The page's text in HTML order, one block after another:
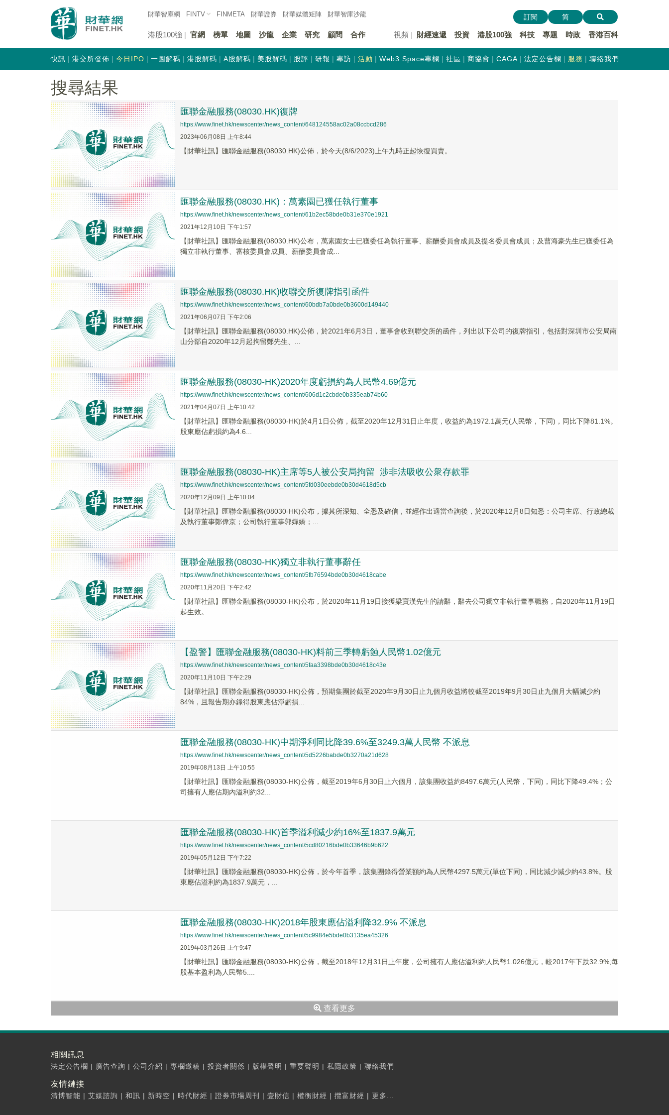
財華智庫網 FINTV FINMETA 財華證券 財華媒體矩陣 財華智庫沙龍
港股100強 官網 榜單 地圖 沙龍 企業 研究 顧問 合作 視頻 財經速遞 投資 港股100強 科技 專題 時政 香港百科
訂閱 简
快訊 港交所發佈 今日IPO 一圖解碼 港股解碼 A股解碼 美股解碼 股評 研報 專訪 活動 Web3 Space專欄 社區 商協會 CAGA 法定公告欄 服務 聯絡我們
搜尋結果
匯聯金融服務(08030.HK)復牌
https://www.finet.hk/newscenter/news_content/648124558ac02a08ccbcd286
2023年06月08日 上午8:44
【財華社訊】匯聯金融服務(08030.HK)公佈，於今天(8/6/2023)上午九時正起恢復買賣。
匯聯金融服務(08030.HK)：萬素園已獲任執行董事
https://www.finet.hk/newscenter/news_content/61b2ec58bde0b31e370e1921
2021年12月10日 下午1:57
【財華社訊】匯聯金融服務(08030.HK)公布，萬素園女士已獲委任為執行董事、薪酬委員會成員及提名委員會成員；及曹海豪先生已獲委任為
獨立非執行董事、審核委員會成員、薪酬委員會成...
匯聯金融服務(08030.HK)收聯交所復牌指引函件
https://www.finet.hk/newscenter/news_content/60bdb7a0bde0b3600d149440
2021年06月07日 下午2:06
【財華社訊】匯聯金融服務(08030.HK)公佈，於2021年6月3日，董事會收到聯交所的函件，列出以下公司的復牌指引，包括對深圳市公安局南
山分部自2020年12月起拘留鄭先生、...
匯聯金融服務(08030-HK)2020年度虧損約為人民幣4.69億元
https://www.finet.hk/newscenter/news_content/606d1c2cbde0b335eab74b60
2021年04月07日 上午10:42
【財華社訊】匯聯金融服務(08030-HK)於4月1日公佈，截至2020年12月31日止年度，收益約為1972.1萬元(人民幣，下同)，同比下降81.1%。
股東應佔虧損約為4.6...
匯聯金融服務(08030-HK)主席等5人被公安局拘留 涉非法吸收公衆存款罪
https://www.finet.hk/newscenter/news_content/5fd030eebde0b30d4618d5cb
2020年12月09日 上午10:04
【財華社訊】匯聯金融服務(08030-HK)公布，據其所深知、全悉及確信，並經作出適當查詢後，於2020年12月8日知悉：公司主席、行政總裁
及執行董事鄭偉京；公司執行董事郭嬋嬌；...
匯聯金融服務(08030-HK)獨立非執行董事辭任
https://www.finet.hk/newscenter/news_content/5fb76594bde0b30d4618cabe
2020年11月20日 下午2:42
【財華社訊】匯聯金融服務(08030-HK)公布，於2020年11月19日接獲梁寶漢先生的請辭，辭去公司獨立非執行董事職務，自2020年11月19日
起生效。
【盈警】匯聯金融服務(08030-HK)料前三季轉虧蝕人民幣1.02億元
https://www.finet.hk/newscenter/news_content/5faa3398bde0b30d4618c43e
2020年11月10日 下午2:29
【財華社訊】匯聯金融服務(08030-HK)公佈，預期集團於截至2020年9月30日止九個月收益將較截至2019年9月30日止九個月大幅減少約
84%，且報告期亦錄得股東應佔淨虧損...
匯聯金融服務(08030-HK)中期淨利同比降39.6%至3249.3萬人民幣 不派息
https://www.finet.hk/newscenter/news_content/5d5226babde0b3270a21d628
2019年08月13日 上午10:55
【財華社訊】匯聯金融服務(08030-HK)公佈，截至2019年6月30日止六個月，該集團收益約8497.6萬元(人民幣，下同)，同比下降49.4%；公
司擁有人應佔期內溢利約32...
匯聯金融服務(08030-HK)首季溢利減少約16%至1837.9萬元
https://www.finet.hk/newscenter/news_content/5cd80216bde0b33646b9b622
2019年05月12日 下午7:22
【財華社訊】匯聯金融服務(08030-HK)公佈，於今年首季，該集團錄得營業額約為人民幣4297.5萬元(單位下同)，同比減少減少約43.8%。股
東應佔溢利約為1837.9萬元，...
匯聯金融服務(08030-HK)2018年股東應佔溢利降32.9% 不派息
https://www.finet.hk/newscenter/news_content/5c9984e5bde0b3135ea45326
2019年03月26日 上午9:47
【財華社訊】匯聯金融服務(08030-HK)公佈，截至2018年12月31日止年度，公司擁有人應佔溢利約人民幣1.026億元，較2017年下跌32.9%;每
股基本盈利為人民幣5....
查看更多
相關訊息
法定公告欄 | 廣告查詢 | 公司介紹 | 專欄邀稿 | 投資者關係 | 版權聲明 | 重要聲明 | 私隱政策 | 聯絡我們
友情鏈接
清博智能 | 艾媒諮詢 | 和訊 | 新時空 | 時代財經 | 證券市場周刊 | 壹財信 | 權衡財經 | 攬富財經 | 更多...